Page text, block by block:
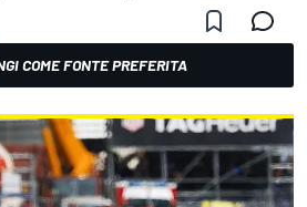
COME FONTE PREFERITA